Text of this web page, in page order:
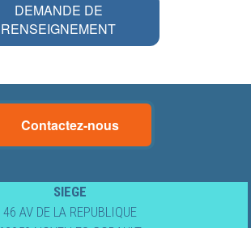
DEMANDE DE
RENSEIGNEMENT
Contactez-nous
SIEGE
46 AV DE LA REPUBLIQUE